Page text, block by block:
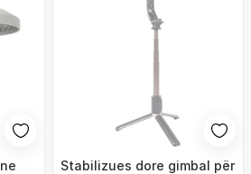
Stabilizues dore gimbal për